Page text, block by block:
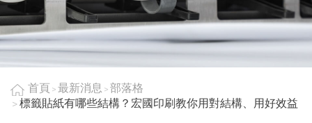
首頁 最新消息 部落格
標籤貼紙有哪些結構？宏國印刷教你用對結構、用好效益